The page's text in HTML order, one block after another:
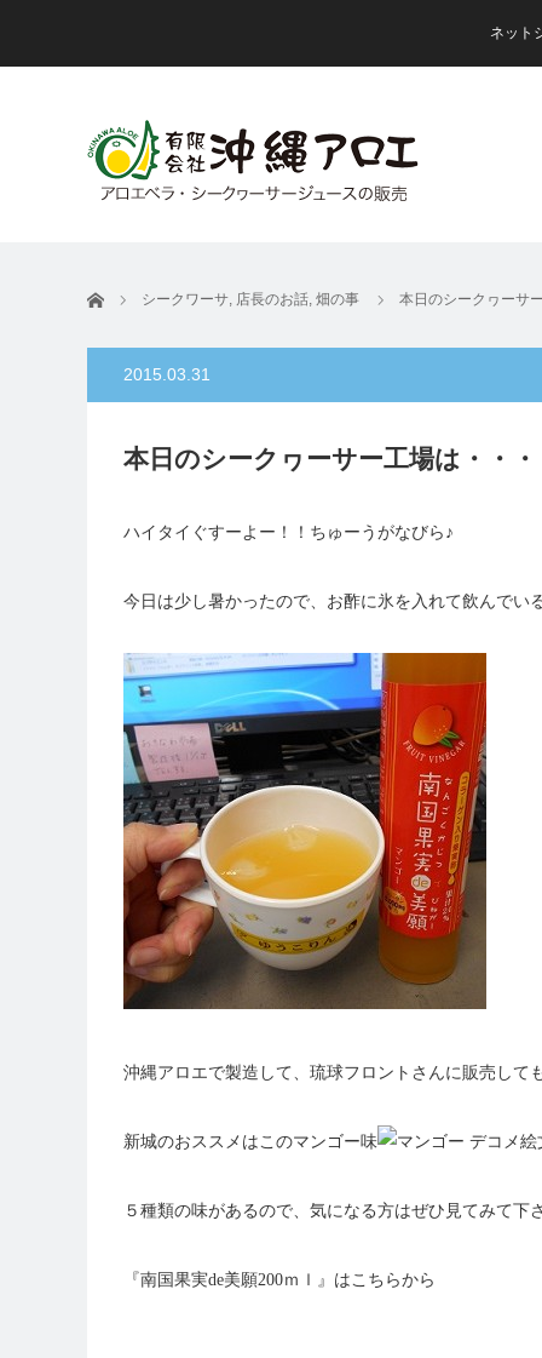
ネット
ホーム シークワーサ, 店長のお話, 畑の事 本日のシークヮーサ
2015.03.31
本日のシークヮーサー工場は・・・
ハイタイぐすーよー！！ちゅーうがなびら♪
今日は少し暑かったので、お酢に氷を入れて飲んでい
沖縄アロエで製造して、琉球フロントさんに販売して
新城のおススメはこのマンゴー味
５種類の味があるので、気になる方はぜひ見てみて下
『南国果実de美願200ｍｌ』はこちらから